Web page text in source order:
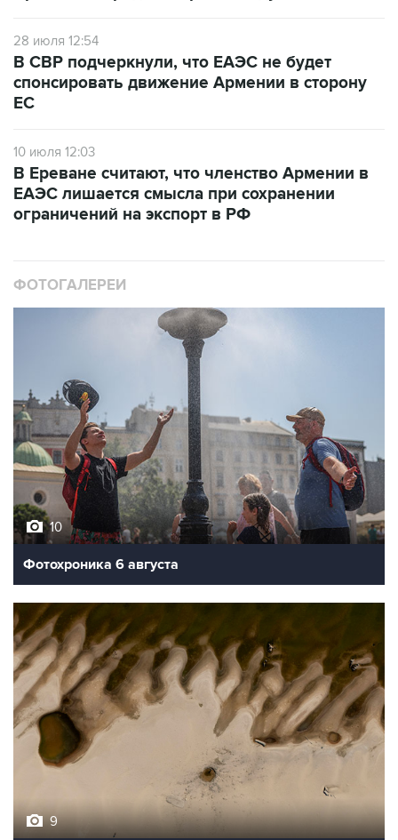
28 июля 12:54
спонсировать движение Армении в сторону
ЕС
ЕАЭС лишается смысла при сохранении
ограничений на экспорт в РФ
Фотохроника 6 августа
Обмеление Дуная